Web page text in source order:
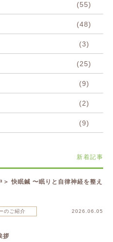
(55)
(48)
(3)
(25)
(9)
(2)
(9)
新着記事
＞ 快眠鍼 〜眠りと自律神経を整え
のご紹介 2026.06.05
拶